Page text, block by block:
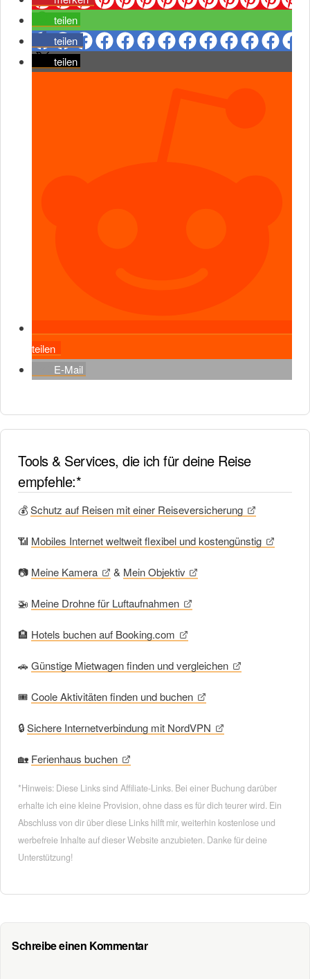
teilen
teilen
teilen
teilen
E-Mail
Tools & Services, die ich für deine Reise
empfehle:*
💰Schutz auf Reisen mit einer Reiseversicherung
📶 Mobiles Internet weltweit flexibel und kostengünstig
📷 Meine Kamera & Mein Objektiv
🚁 Meine Drohne für Luftaufnahmen
🏨 Hotels buchen auf Booking.com
🚗 Günstige Mietwagen finden und vergleichen
🎟 Coole Aktivitäten finden und buchen
🔒Sichere Internetverbindung mit NordVPN
🏡 Ferienhaus buchen
*Hinweis: Diese Links sind Affiliate-Links. Bei einer Buchung darüber
erhalte ich eine kleine Provision, ohne dass es für dich teurer wird. Ein
Abschluss von dir über diese Links hilft mir, weiterhin kostenlose und
werbefreie Inhalte auf dieser Website anzubieten. Danke für deine
Unterstützung!
Schreibe einen Kommentar